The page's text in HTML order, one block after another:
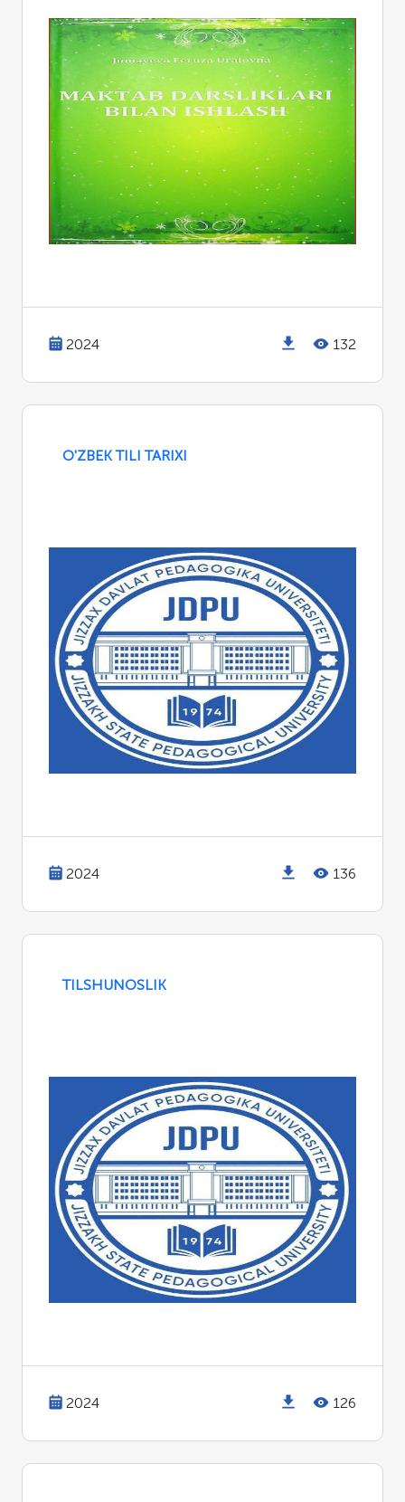
2024 132
O'ZBEK TILI TARIXI
2024 136
TILSHUNOSLIK
2024 126